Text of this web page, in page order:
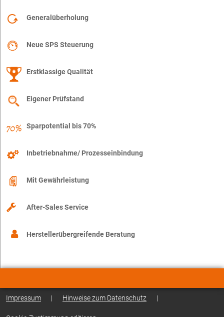
Generalüberholung
Neue SPS Steuerung
Erstklassige Qualität
Eigener Prüfstand
Sparpotential bis 70%
Inbetriebnahme/ Prozesseinbindung
Mit Gewährleistung
After-Sales Service
Herstellerübergreifende Beratung
Impressum | Hinweise zum Datenschutz |